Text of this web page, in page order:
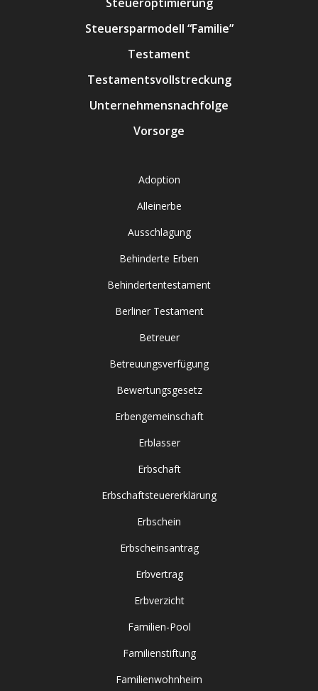
Steuersparmodell “Familie”
Testament
Testamentsvollstreckung
Unternehmensnachfolge
Vorsorge
Adoption
Alleinerbe
Ausschlagung
Behinderte Erben
Behindertentestament
Berliner Testament
Betreuer
Betreuungsverfügung
Bewertungsgesetz
Erbengemeinschaft
Erblasser
Erbschaft
Erbschaftsteuererklärung
Erbschein
Erbscheinsantrag
Erbvertrag
Erbverzicht
Familien-Pool
Familienstiftung
Familienwohnheim